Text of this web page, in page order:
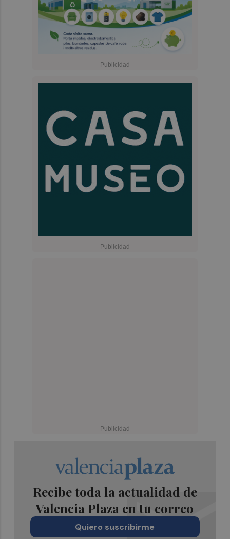
Recibe toda la actualidad de
Valencia Plaza en tu correo
Quiero suscribirme